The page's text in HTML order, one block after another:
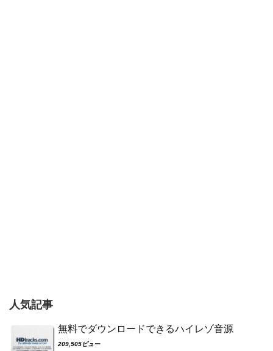
人気記事
無料でダウンロードできるハイレゾ音源
209,505ビュー